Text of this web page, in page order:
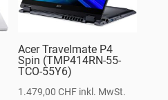
Acer Travelmate P4
Spin (TMP414RN-55-
TCO-55Y6)
1.479,00CHF inkl. MwSt.